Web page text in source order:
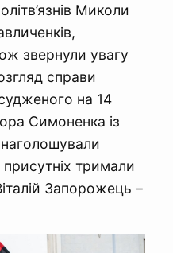
Миколи
звернули увагу
справи
на 14
Симоненка із
тримали
Запорожець –